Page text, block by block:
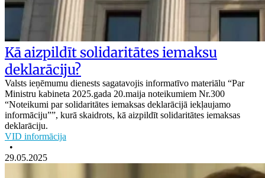
Kā aizpildīt solidaritātes iemaksu
deklarāciju?
Valsts ieņēmumu dienests sagatavojis informatīvo materiālu “Par
Ministru kabineta 2025.gada 20.maija noteikumiem Nr.300
“Noteikumi par solidaritātes iemaksas deklarācijā iekļaujamo
informāciju””, kurā skaidrots, kā aizpildīt solidaritātes iemaksas
deklarāciju.
VID informācija
•
29.05.2025